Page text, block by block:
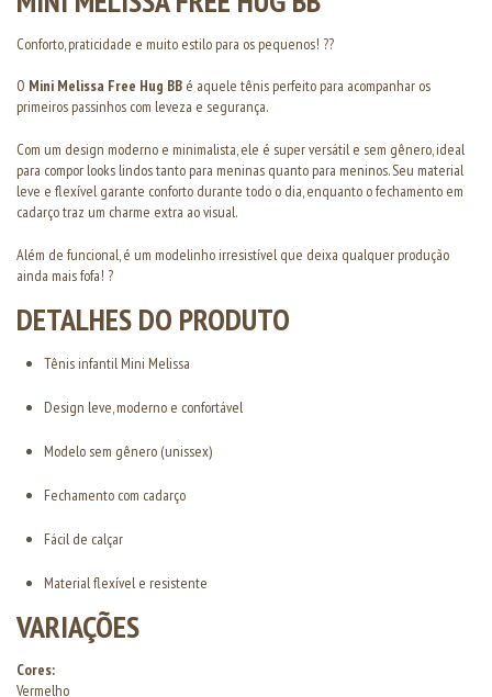
Conforto, praticidade e muito estilo para os pequenos! ??
O Mini Melissa Free Hug BB é aquele tênis perfeito para acompanhar os
primeiros passinhos com leveza e segurança.
Com um design moderno e minimalista, ele é super versátil e sem gênero, ideal
para compor looks lindos tanto para meninas quanto para meninos. Seu material
leve e flexível garante conforto durante todo o dia, enquanto o fechamento em
cadarço traz um charme extra ao visual.
Além de funcional, é um modelinho irresistível que deixa qualquer produção
ainda mais fofa! ?
DETALHES DO PRODUTO
Tênis infantil Mini Melissa
Design leve, moderno e confortável
Modelo sem gênero (unissex)
Fechamento com cadarço
Fácil de calçar
Material flexível e resistente
VARIAÇÕES
Cores:
Vermelho